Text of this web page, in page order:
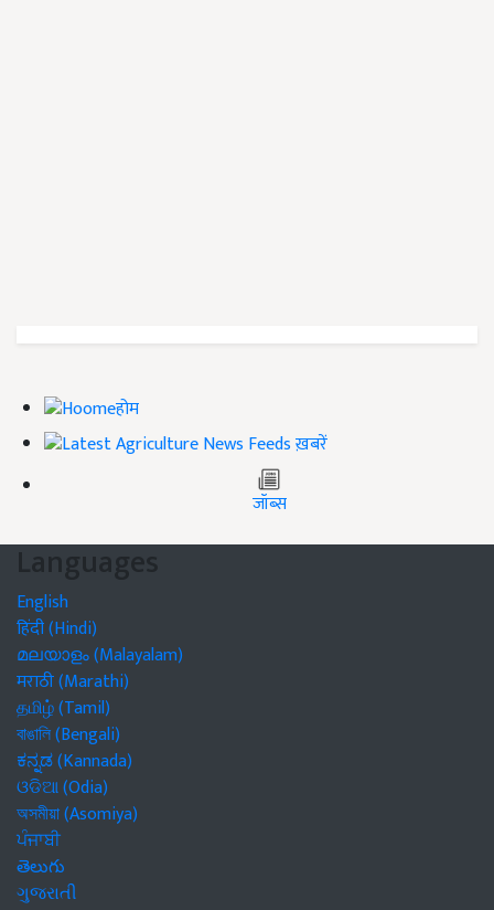
होम
ख़बरें
जॉब्स
Languages
English
हिंदी (Hindi)
മലയാളം (Malayalam)
मराठी (Marathi)
தமிழ் (Tamil)
বাঙালি (Bengali)
ಕನ್ನಡ (Kannada)
ଓଡିଆ (Odia)
অসমীয়া (Asomiya)
ਪੰਜਾਬੀ
తెలుగు
ગુજરાતી